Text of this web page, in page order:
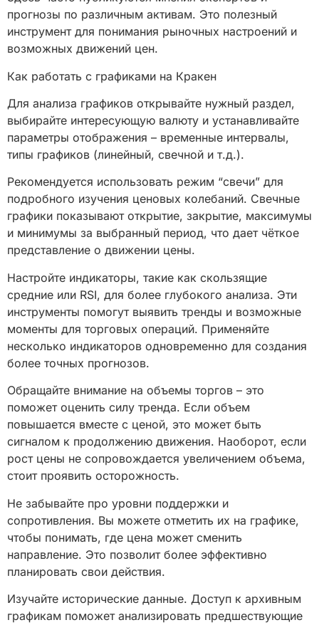
прогнозы по различным активам. Это полезный
инструмент для понимания рыночных настроений и
возможных движений цен.
Как работать с графиками на Кракен
Для анализа графиков открывайте нужный раздел,
выбирайте интересующую валюту и устанавливайте
параметры отображения – временные интервалы,
типы графиков (линейный, свечной и т.д.).
Рекомендуется использовать режим “свечи” для
подробного изучения ценовых колебаний. Свечные
графики показывают открытие, закрытие, максимумы
и минимумы за выбранный период, что дает чёткое
представление о движении цены.
Настройте индикаторы, такие как скользящие
средние или RSI, для более глубокого анализа. Эти
инструменты помогут выявить тренды и возможные
моменты для торговых операций. Применяйте
несколько индикаторов одновременно для создания
более точных прогнозов.
Обращайте внимание на объемы торгов – это
поможет оценить силу тренда. Если объем
повышается вместе с ценой, это может быть
сигналом к продолжению движения. Наоборот, если
рост цены не сопровождается увеличением объема,
стоит проявить осторожность.
Не забывайте про уровни поддержки и
сопротивления. Вы можете отметить их на графике,
чтобы понимать, где цена может сменить
направление. Это позволит более эффективно
планировать свои действия.
Изучайте исторические данные. Доступ к архивным
графикам поможет анализировать предшествующие